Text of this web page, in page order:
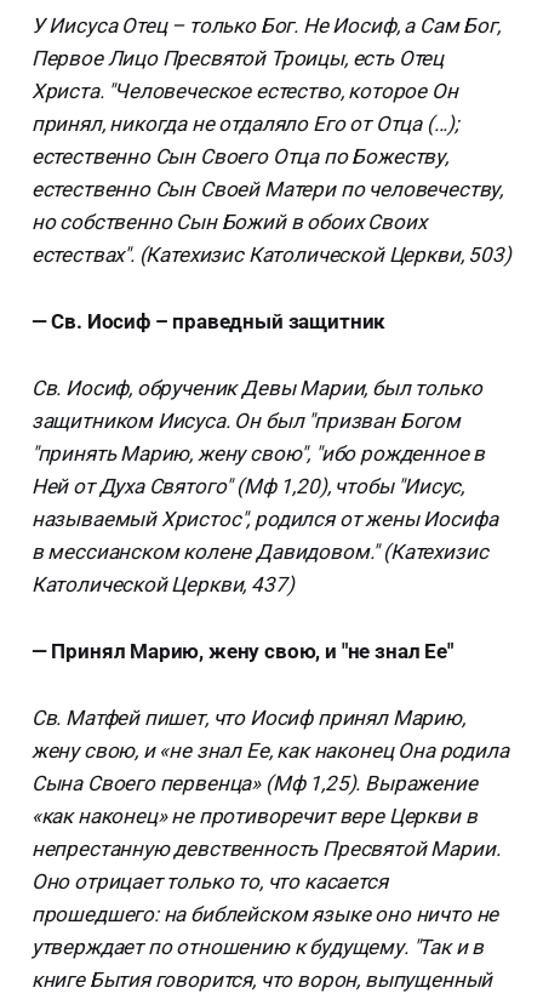
У Иисуса Отец – только Бог. Не Иосиф, а Сам Бог,
Первое Лицо Пресвятой Троицы, есть Отец
Христа. "Человеческое естество, которое Он
принял, никогда не отдаляло Его от Отца (...);
естественно Сын Своего Отца по Божеству,
естественно Сын Своей Матери по человечеству,
но собственно Сын Божий в обоих Своих
естествах". (Катехизис Католической Церкви, 503)
— Св. Иосиф – праведный защитник
Св. Иосиф, обрученик Девы Марии, был только
защитником Иисуса. Он был "призван Богом
"принять Марию, жену свою", "ибо рожденное в
Ней от Духа Святого" (Мф 1,20), чтобы "Иисус,
называемый Христос", родился от жены Иосифа
в мессианском колене Давидовом." (Катехизис
Католической Церкви, 437)
— Принял Марию, жену свою, и "не знал Ее"
Св. Матфей пишет, что Иосиф принял Марию,
жену свою, и «не знал Ее, как наконец Она родила
Сына Своего первенца» (Мф 1,25). Выражение
«как наконец» не противоречит вере Церкви в
непрестанную девственность Пресвятой Марии.
Оно отрицает только то, что касается
прошедшего: на библейском языке оно ничто не
утверждает по отношению к будущему. "Так и в
книге Бытия говорится, что ворон, выпущенный